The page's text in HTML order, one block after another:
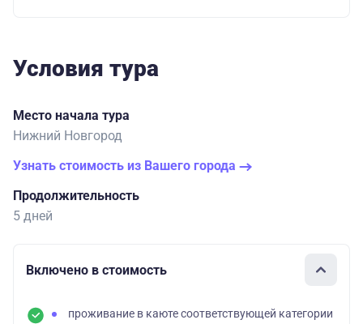
Условия тура
Место начала тура
Нижний Новгород
Узнать стоимость из Вашего города
Продолжительность
5 дней
Включено в стоимость
проживание в каюте соответствующей категории